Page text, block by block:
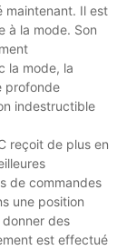
maintenant. Il est
à la mode. Son
la mode, la
profonde
indestructible
reçoit de plus en
de commandes
une position
des
est effectué